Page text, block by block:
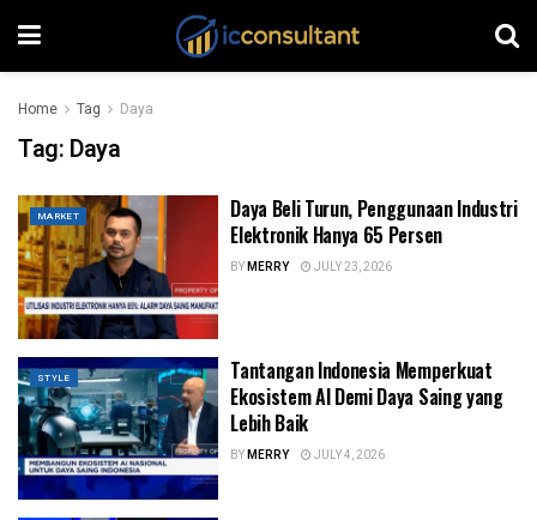
Home Tag Daya
Tag: Daya
MARKET
Daya Beli Turun, Penggunaan Industri
Elektronik Hanya 65 Persen
BYMERRY JULY 23, 2026
STYLE
Tantangan Indonesia Memperkuat
Ekosistem AI Demi Daya Saing yang
Lebih Baik
BYMERRY JULY 4, 2026